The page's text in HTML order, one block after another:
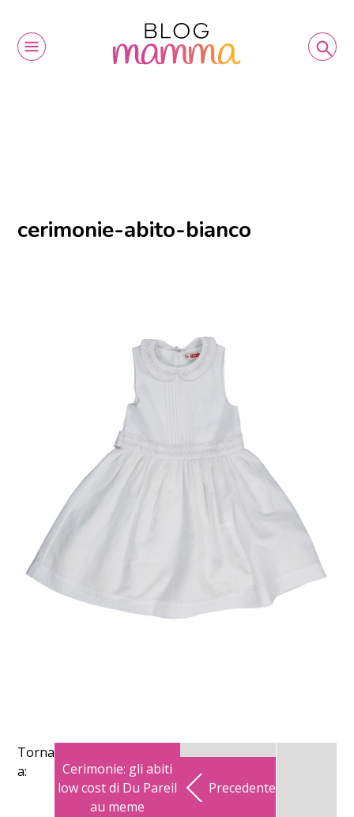
cerimonie-abito-bianco
Torna
a:
Cerimonie: gli abiti
low cost di Du Pareil
au meme
Precedente